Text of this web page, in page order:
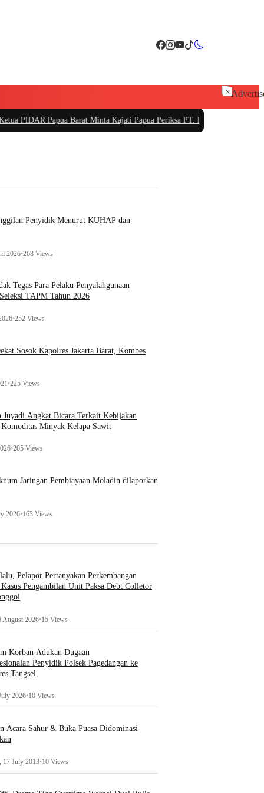
Papua Barat Minta Kajati Papua Periksa PT. Fajar Papua
Penyidik Menurut KUHAP dan
2026•268 Views
Tegas Para Pelaku Penyalahgunaan
TAPM Tahun 2026
•252 Views
Sosok Kapolres Jakarta Barat, Kombes
•225 Views
Angkat Bicara Terkait Kebijakan
Minyak Kelapa Sawit
•205 Views
Jaringan Pembiayaan Moladin dilaporkan
2026•163 Views
Pelapor Pertanyakan Perkembangan
Kasus Pengambilan Unit Paksa Debt Colletor
August 2026•15 Views
Korban Adukan Dugaan
Penyidik Polsek Pagedangan ke
Tangsel
2026•10 Views
Acara Sahur & Buka Puasa Didominasi
17 July 2013•10 Views
×